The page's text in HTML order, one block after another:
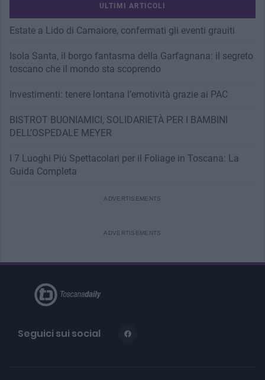
ULTIMI ARTICOLI
Estate a Lido di Camaiore, confermati gli eventi grauiti
Isola Santa, il borgo fantasma della Garfagnana: il segreto
toscano che il mondo sta scoprendo
Investimenti: tenere lontana l’emotività grazie ai PAC
BISTROT BUONIAMICI, SOLIDARIETÀ PER I BAMBINI
DELL’OSPEDALE MEYER
I 7 Luoghi Più Spettacolari per il Foliage in Toscana: La
Guida Completa
Seguici sui social